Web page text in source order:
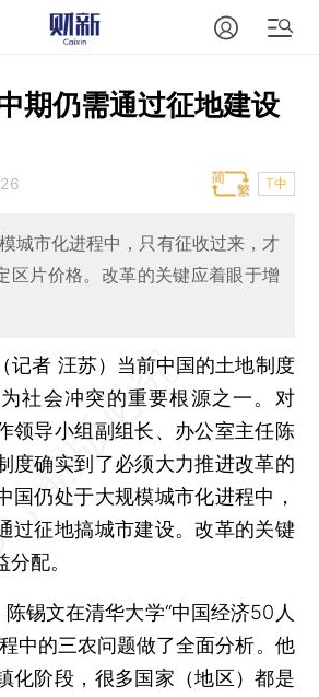
期仍需通过征地建设
T中
城市化进程中，只有征收过来，才
区片价格。改革的关键应着眼于增
记者 汪苏） 当前中国的土地制度
社会冲突的重要根源之一。对
领导小组副组长、办公室主任陈
度确实到了必须大力推进改革的
国仍处于大规模城市化进程中，
过征地搞城市建设。改革的关键
配。
文在清华大学“中国经济50人
中的三农问题做了全面分析。他
化阶段，很多国家（地区）都是